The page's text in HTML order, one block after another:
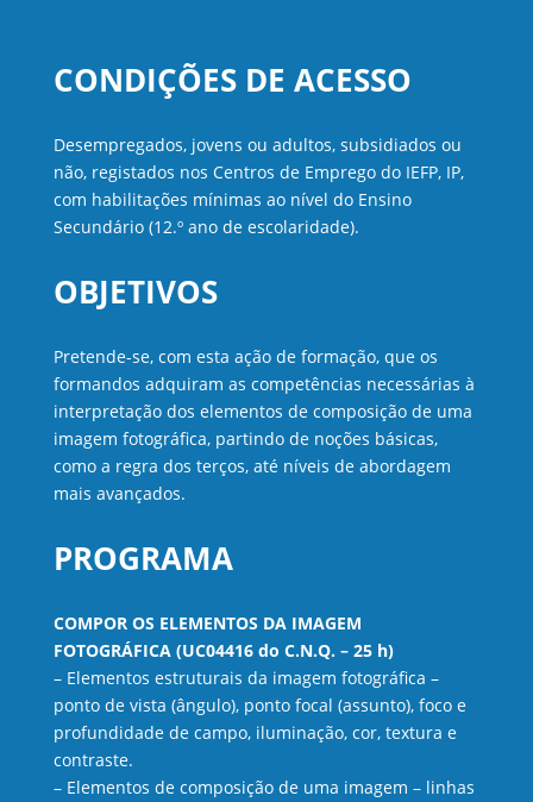
CONDIÇÕES DE ACESSO
Desempregados, jovens ou adultos, subsidiados ou
não, registados nos Centros de Emprego do IEFP, IP,
com habilitações mínimas ao nível do Ensino
Secundário (12.º ano de escolaridade).
OBJETIVOS
Pretende-se, com esta ação de formação, que os
formandos adquiram as competências necessárias à
interpretação dos elementos de composição de uma
imagem fotográfica, partindo de noções básicas,
como a regra dos terços, até níveis de abordagem
mais avançados.
PROGRAMA
COMPOR OS ELEMENTOS DA IMAGEM
FOTOGRÁFICA (UC04416 do C.N.Q. – 25 h)
– Elementos estruturais da imagem fotográfica –
ponto de vista (ângulo), ponto focal (assunto), foco e
profundidade de campo, iluminação, cor, textura e
contraste.
– Elementos de composição de uma imagem – linhas